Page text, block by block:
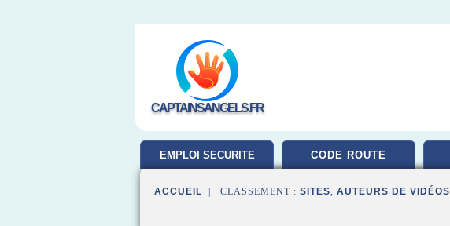
CAPTAINSANGELS.FR
EMPLOI SECURITE CODE ROUTE
ACCUEIL | CLASSEMENT : SITES, AUTEURS DE VIDÉOS